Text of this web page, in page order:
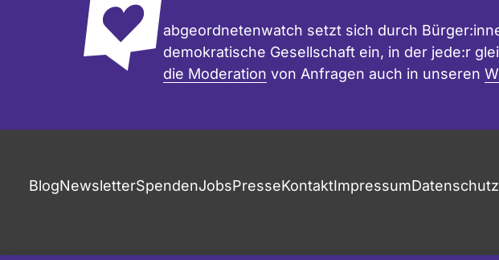
abgeordnetenwatch setzt sich durch
demokratische Gesellschaft ein, in der jede:r
die Moderation von Anfragen auch in unseren
BlogNewsletterSpendenJobsPresseKontaktImpressumDatenschutz